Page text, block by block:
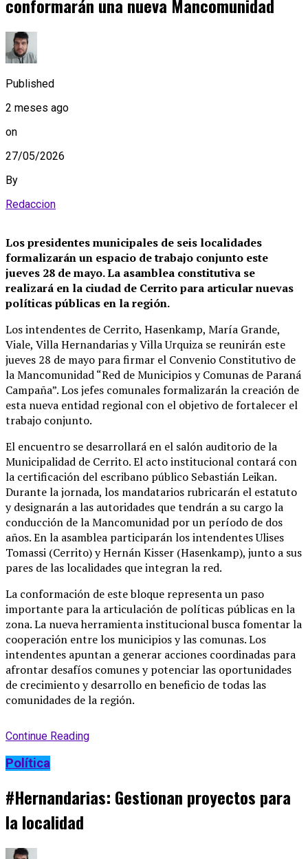
conformarán una nueva Mancomunidad
Published
2 meses ago
on
27/05/2026
By
Redaccion
Los presidentes municipales de seis localidades
formalizarán un espacio de trabajo conjunto este
jueves 28 de mayo. La asamblea constitutiva se
realizará en la ciudad de Cerrito para articular nuevas
políticas públicas en la región.
Los intendentes de Cerrito, Hasenkamp, María Grande,
Viale, Villa Hernandarias y Villa Urquiza se reunirán este
jueves 28 de mayo para firmar el Convenio Constitutivo de
la Mancomunidad “Red de Municipios y Comunas de Paraná
Campaña”. Los jefes comunales formalizarán la creación de
esta nueva entidad regional con el objetivo de fortalecer el
trabajo conjunto.
El encuentro se desarrollará en el salón auditorio de la
Municipalidad de Cerrito. El acto institucional contará con
la certificación del escribano público Sebastián Leikan.
Durante la jornada, los mandatarios rubricarán el estatuto
y designarán a las autoridades que tendrán a su cargo la
conducción de la Mancomunidad por un período de dos
años. En la asamblea participarán los intendentes Ulises
Tomassi (Cerrito) y Hernán Kisser (Hasenkamp), junto a sus
pares de las localidades que integran la red.
La conformación de este bloque representa un paso
importante para la articulación de políticas públicas en la
zona. La nueva herramienta institucional busca fomentar la
cooperación entre los municipios y las comunas. Los
intendentes apuntan a generar acciones coordinadas para
afrontar desafíos comunes y potenciar las oportunidades
de crecimiento y desarrollo en beneficio de todas las
comunidades de la región.
Continue Reading
Política
#Hernandarias: Gestionan proyectos para
la localidad